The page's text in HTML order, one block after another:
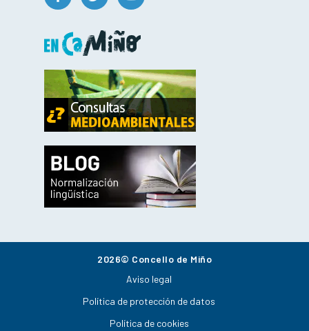
2026© Concello de Miño
Aviso legal
Política de protección de datos
Política de cookies